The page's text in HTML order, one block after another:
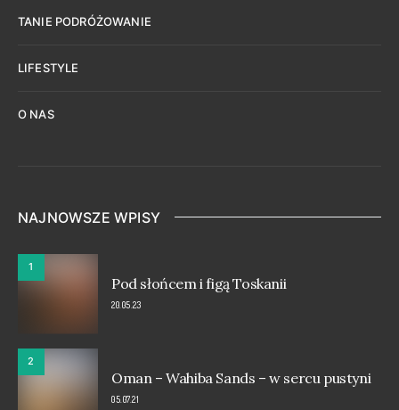
TANIE PODRÓŻOWANIE
LIFESTYLE
O NAS
NAJNOWSZE WPISY
1
Pod słońcem i figą Toskanii
20.05.23
2
Oman – Wahiba Sands – w sercu pustyni
05.07.21